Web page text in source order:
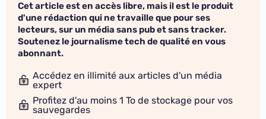
Cet article est en accès libre, mais il est le produit
d'une rédaction qui ne travaille que pour ses
lecteurs, sur un média sans pub et sans tracker.
Soutenez le journalisme tech de qualité en vous
abonnant.
Accédez en illimité aux articles d'un média
expert
Profitez d'au moins 1 To de stockage pour vos
sauvegardes